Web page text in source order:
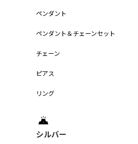
ペンダント
ペンダント＆チェーンセット
チェーン
ピアス
リング
シルバー